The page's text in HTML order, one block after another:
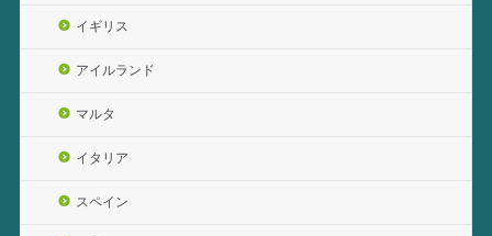
イギリス
アイルランド
マルタ
イタリア
スペイン